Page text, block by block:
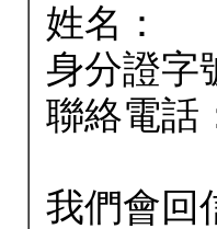
姓名：
身分證字
聯絡電話
我們會回